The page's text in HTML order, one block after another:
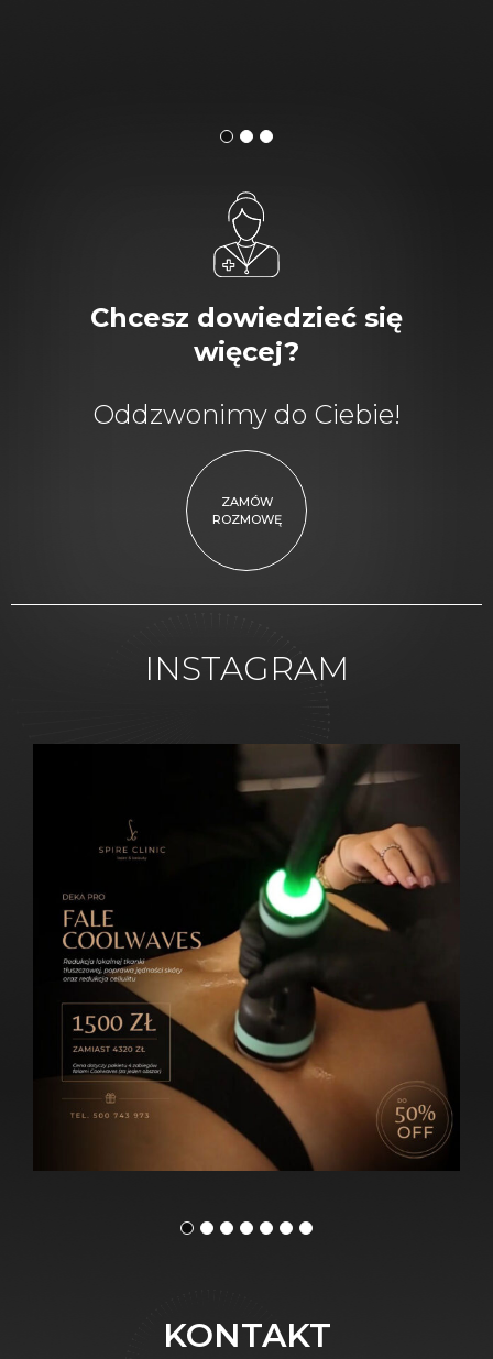
Chcesz dowiedzieć się
więcej?
Oddzwonimy do Ciebie!
ZAMÓW
ROZMOWĘ
INSTAGRAM
KONTAKT